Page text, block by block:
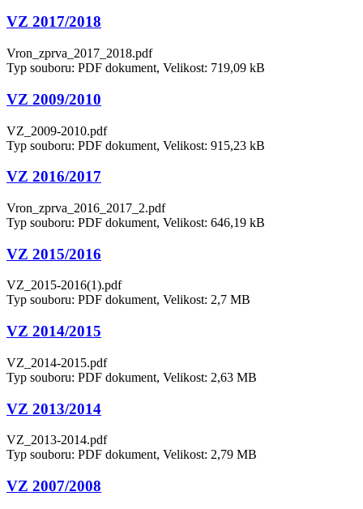
VZ 2017/2018
Vron_zprva_2017_2018.pdf
Typ souboru: PDF dokument, Velikost: 719,09 kB
VZ 2009/2010
VZ_2009-2010.pdf
Typ souboru: PDF dokument, Velikost: 915,23 kB
VZ 2016/2017
Vron_zprva_2016_2017_2.pdf
Typ souboru: PDF dokument, Velikost: 646,19 kB
VZ 2015/2016
VZ_2015-2016(1).pdf
Typ souboru: PDF dokument, Velikost: 2,7 MB
VZ 2014/2015
VZ_2014-2015.pdf
Typ souboru: PDF dokument, Velikost: 2,63 MB
VZ 2013/2014
VZ_2013-2014.pdf
Typ souboru: PDF dokument, Velikost: 2,79 MB
VZ 2007/2008